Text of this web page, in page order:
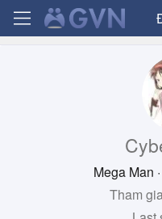
Mega Man ·
Tham